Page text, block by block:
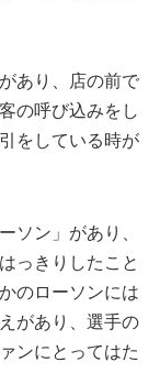
あり、店の前で
の呼び込みをし
をしている時が
ソン」があり、
っきりしたこと
のローソンには
があり、選手の
ンにとってはた